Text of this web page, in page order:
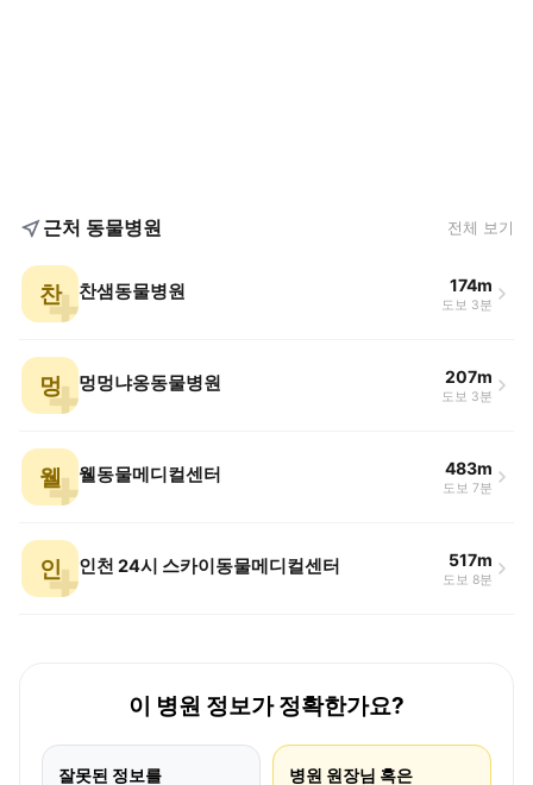
근처 동물병원 전체 보기
찬 찬샘동물병원 174m
도보 3분
멍 멍멍냐옹동물병원 207m
도보 3분
웰 웰동물메디컬센터 483m
도보 7분
인 인천 24시 스카이동물메디컬센터 517m
도보 8분
이 병원 정보가 정확한가요?
잘못된 정보를 병원 원장님 혹은